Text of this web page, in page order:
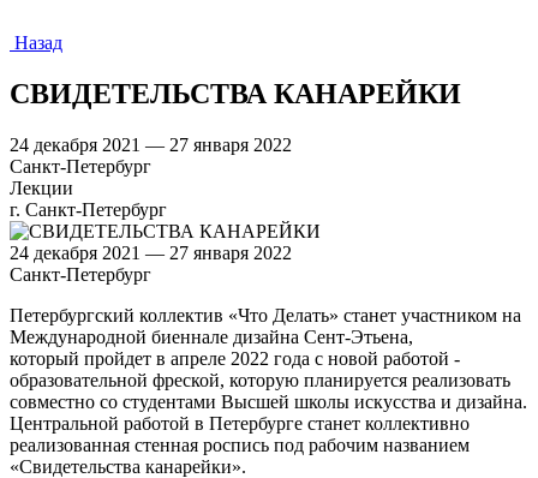
Назад
СВИДЕТЕЛЬСТВА КАНАРЕЙКИ
24 декабря 2021 — 27 января 2022
Санкт-Петербург
Лекции
г. Санкт-Петербург
24 декабря 2021 — 27 января 2022
Санкт-Петербург
Петербургский коллектив «Что Делать» станет участником на
Международной биеннале дизайна Сент-Этьена,
который пройдет в апреле 2022 года с новой работой -
образовательной фреской, которую планируется реализовать
совместно со студентами Высшей школы искусства и дизайна.
Центральной работой в Петербурге станет коллективно
реализованная стенная роспись под рабочим названием
«Свидетельства канарейки».